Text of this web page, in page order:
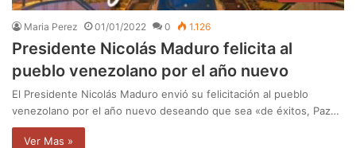
Maria Perez 01/01/2022 0 1.126
Presidente Nicolás Maduro felicita al
pueblo venezolano por el año nuevo
El Presidente Nicolás Maduro envió su felicitación al pueblo
venezolano por el año nuevo deseando que sea «de éxitos, Paz…
Ver Mas »